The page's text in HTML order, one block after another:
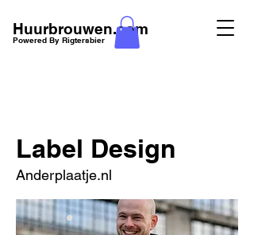
Huurbrouwen.com
Powered By Rigtersbier
Label Design
Anderplaatje.nl